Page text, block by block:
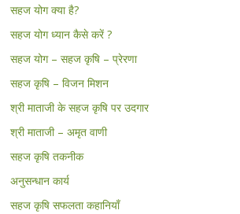
सहज योग क्या है?
सहज योग ध्यान कैसे करें ?
सहज योग – सहज कृषि – प्रेरणा
सहज कृषि – विजन मिशन
श्री माताजी के सहज कृषि पर उदगार
श्री माताजी – अमृत वाणी
सहज कृषि तकनीक
अनुसन्धान कार्य
सहज कृषि सफलता कहानियाँ